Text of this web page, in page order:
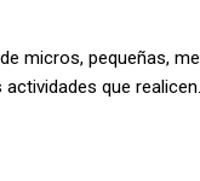
micros, pequeñas,
que realicen.